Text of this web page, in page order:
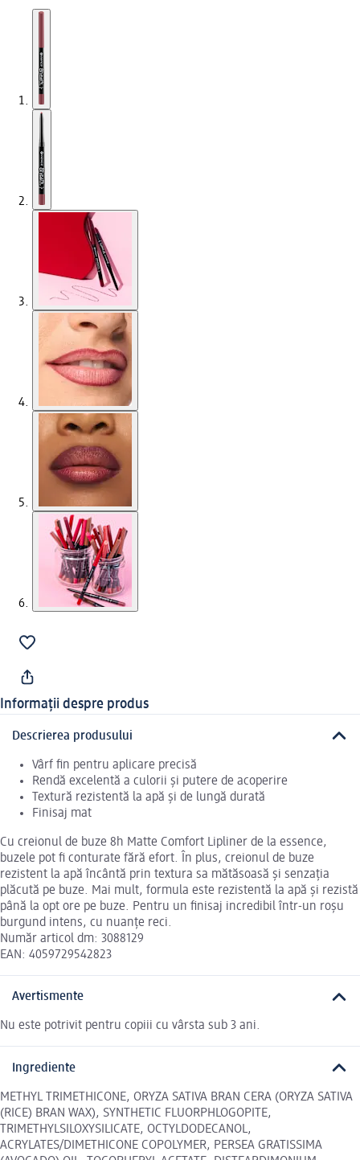
Informații despre produs
Descrierea produsului
Vârf fin pentru aplicare precisă
Rendă excelentă a culorii și putere de acoperire
Textură rezistentă la apă și de lungă durată
Finisaj mat
Cu creionul de buze 8h Matte Comfort Lipliner de la essence,
buzele pot fi conturate fără efort. În plus, creionul de buze
rezistent la apă încântă prin textura sa mătăsoasă și senzația
plăcută pe buze. Mai mult, formula este rezistentă la apă și rezistă
până la opt ore pe buze. Pentru un finisaj incredibil într-un roșu
burgund intens, cu nuanțe reci.
Număr articol dm: 3088129
EAN: 4059729542823
Avertismente
Nu este potrivit pentru copiii cu vârsta sub 3 ani.
Ingrediente
METHYL TRIMETHICONE, ORYZA SATIVA BRAN CERA (ORYZA SATIVA
(RICE) BRAN WAX), SYNTHETIC FLUORPHLOGOPITE,
TRIMETHYLSILOXYSILICATE, OCTYLDODECANOL,
ACRYLATES/DIMETHICONE COPOLYMER, PERSEA GRATISSIMA